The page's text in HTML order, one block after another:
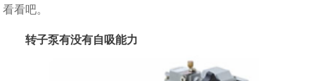
看看吧。
转子泵有没有自吸能力